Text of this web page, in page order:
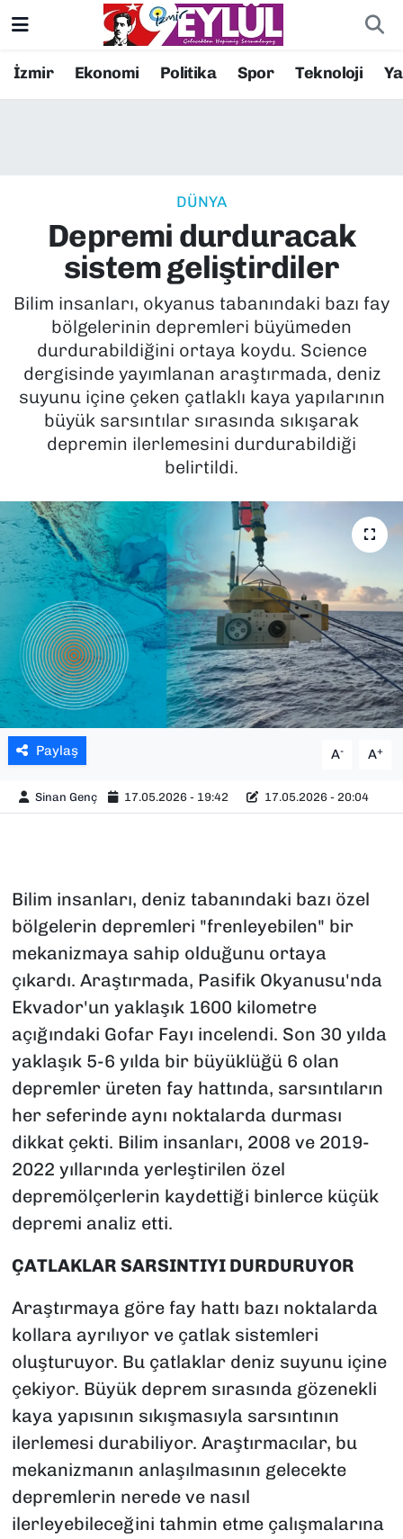
İzmir Ekonomi Politika Spor Teknoloji
DÜNYA
Depremi durduracak
sistem geliştirdiler
Bilim insanları, okyanus tabanındaki bazı fay
bölgelerinin depremleri büyümeden
durdurabildiğini ortaya koydu. Science
dergisinde yayımlanan araştırmada, deniz
suyunu içine çeken çatlaklı kaya yapılarının
büyük sarsıntılar sırasında sıkışarak
depremin ilerlemesini durdurabildiği
belirtildi.
Paylaş A- A+
Sinan Genç 17.05.2026 - 19:42 17.05.2026 - 20:04
Bilim insanları, deniz tabanındaki bazı özel
bölgelerin depremleri "frenleyebilen" bir
mekanizmaya sahip olduğunu ortaya
çıkardı. Araştırmada, Pasifik Okyanusu'nda
Ekvador'un yaklaşık 1600 kilometre
açığındaki Gofar Fayı incelendi. Son 30 yılda
yaklaşık 5-6 yılda bir büyüklüğü 6 olan
depremler üreten fay hattında, sarsıntıların
her seferinde aynı noktalarda durması
dikkat çekti. Bilim insanları, 2008 ve 2019-
2022 yıllarında yerleştirilen özel
depremölçerlerin kaydettiği binlerce küçük
depremi analiz etti.
ÇATLAKLAR SARSINTIYI DURDURUYOR
Araştırmaya göre fay hattı bazı noktalarda
kollara ayrılıyor ve çatlak sistemleri
oluşturuyor. Bu çatlaklar deniz suyunu içine
çekiyor. Büyük deprem sırasında gözenekli
kaya yapısının sıkışmasıyla sarsıntının
ilerlemesi durabiliyor. Araştırmacılar, bu
mekanizmanın anlaşılmasının gelecekte
depremlerin nerede ve nasıl
ilerleyebileceğini tahmin etme çalışmalarına
Resmi İlanlar
EKONOMİ
KÜLTÜR SANAT
MAGAZİN
POLİTİKA
SAĞLIK
TEKNOLOJİ
YAŞAM
YEREL YÖNETİMLER
Konak Nöbetçi Eczaneler
Süper Lig Puan Durumu ve Fikstür
Tüm Manşetler
Son Dakika Haberleri
Haber Arşivi